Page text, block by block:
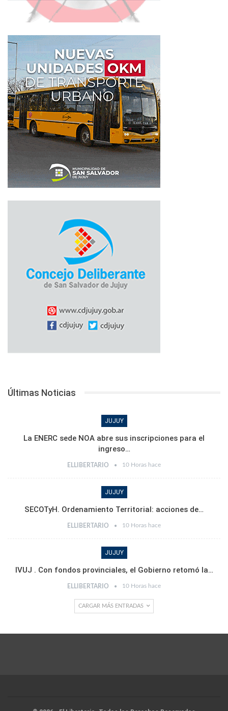
Últimas Noticias
JUJUY
La ENERC sede NOA abre sus inscripciones para el
ingreso…
ELLIBERTARIO 10 Horas hace
JUJUY
SECOTyH. Ordenamiento Territorial: acciones de…
ELLIBERTARIO 10 Horas hace
JUJUY
IVUJ . Con fondos provinciales, el Gobierno retomó la…
ELLIBERTARIO 10 Horas hace
CARGAR MÁS ENTRADAS